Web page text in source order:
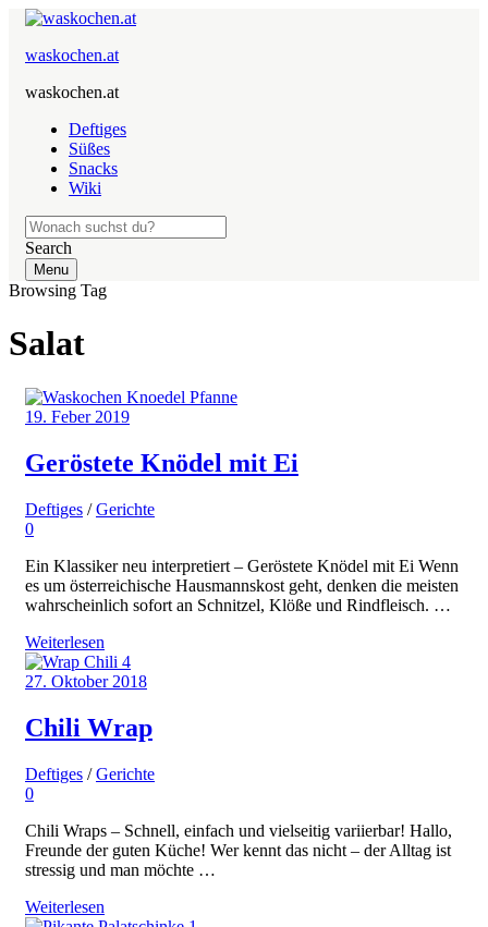
waskochen.at
waskochen.at
Deftiges
Süßes
Snacks
Wiki
Search
Menu
Browsing Tag
Salat
19. Feber 2019
Geröstete Knödel mit Ei
Deftiges /Gerichte
0
Ein Klassiker neu interpretiert – Geröstete Knödel mit Ei Wenn
es um österreichische Hausmannskost geht, denken die meisten
wahrscheinlich sofort an Schnitzel, Klöße und Rindfleisch. …
Weiterlesen
27. Oktober 2018
Chili Wrap
Deftiges /Gerichte
0
Chili Wraps – Schnell, einfach und vielseitig variierbar! Hallo,
Freunde der guten Küche! Wer kennt das nicht – der Alltag ist
stressig und man möchte …
Weiterlesen